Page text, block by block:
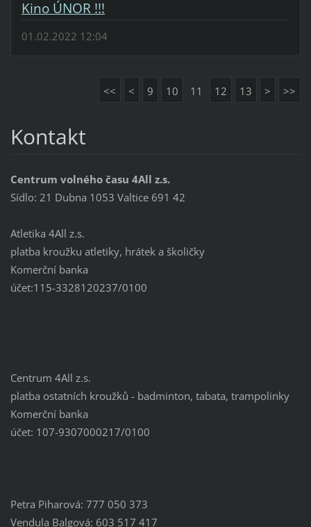
Kino ÚNOR !!!
01.02.2022 12:04
<< < 9 10 11 12 13 > >>
Kontakt
Centrum volného času 4All z.s.
Sídlo: 21 Dubna 1053 Valtice 691 42
Atletika 4All z.s.
platba kroužku atletiky, hrátek a školičky
Komerční banka
účet:115-3328120237/0100
Centrum 4All z.s.
platba ostatních kroužků - badminton, tabata, trampolinky
Komerční banka
účet: 107-9307000217/0100
Petra Piharová: 777 050 373
Vendula Balgová: 603 517 417